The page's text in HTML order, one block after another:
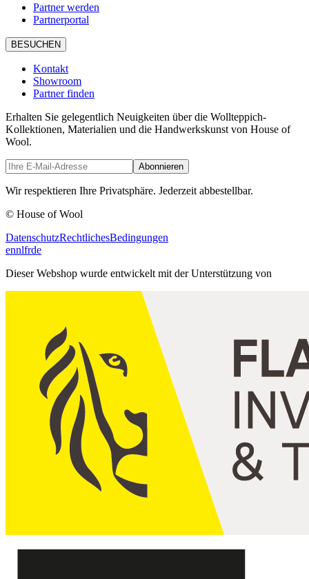
Partner werden
Partnerportal
BESUCHEN
Kontakt
Showroom
Partner finden
Erhalten Sie gelegentlich Neuigkeiten über die Wollteppich-
Kollektionen, Materialien und die Handwerkskunst von House of
Wool.
Abonnieren
Wir respektieren Ihre Privatsphäre. Jederzeit abbestellbar.
© House of Wool
DatenschutzRechtlichesBedingungen
ennlfrde
Dieser Webshop wurde entwickelt mit der Unterstützung von